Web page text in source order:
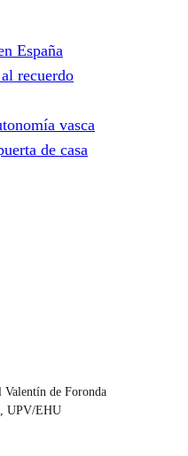
España
recuerdo
vasca
de casa
de Foronda
UPV/EHU